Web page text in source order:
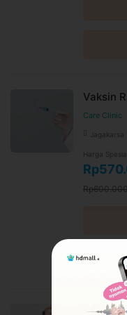
Bagaimana vaksin
Informasi Lokasi
Link Google Map:
Jam praktek
Syarat dan Kebijakan
E-voucher
pembayaran
Vaksin
Care Clinic
Jagakarsa
Harga Spesial
Vaksin